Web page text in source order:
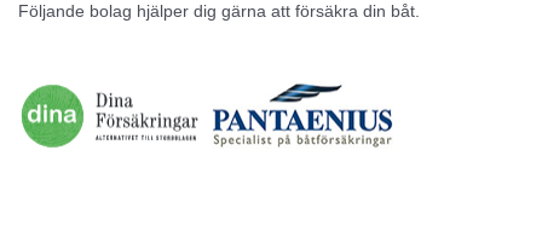
Följande bolag hjälper dig gärna att försäkra din båt.